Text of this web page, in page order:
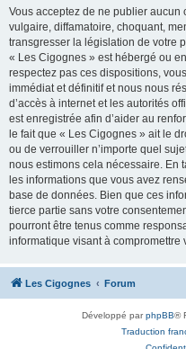
Vous acceptez de ne publier
vulgaire, diffamatoire, choquant,
transgresser la législation de votre
« Les Cigognes » est hébergé ou
respectez pas ces dispositions,
immédiat et définitif et nous nous
d’accès à internet et les autorités
est enregistrée afin d’aider au
le fait que « Les Cigognes » ait le
ou de verrouiller n’importe quel
nous estimons cela nécessaire. En
les informations que vous avez
base de données. Bien que ces
tierce partie sans votre
pourront être tenus comme
informatique visant à compromettre
Les Cigognes Forum
Développé parphpBB®
Traduction